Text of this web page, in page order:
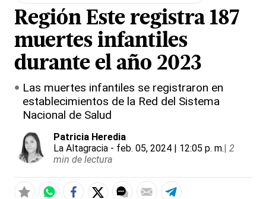
Región Este registra 187
muertes infantiles
durante el año 2023
Las muertes infantiles se registraron en
establecimientos de la Red del Sistema
Nacional de Salud
Patricia Heredia
La Altagracia - feb. 05, 2024 | 12:05 p. m.| 2
min de lectura